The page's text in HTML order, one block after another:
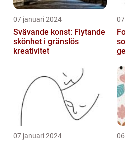
07 januari 2024
Svävande konst: Flytande
skönhet i gränslös
kreativitet
07 januari 2024